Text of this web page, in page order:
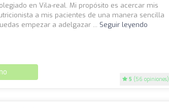
5 (56 opiniones)
en Vila-real. Mi propósito es acercar mis
a mis pacientes de una manera sencilla
empezar a adelgazar ... Seguir leyendo